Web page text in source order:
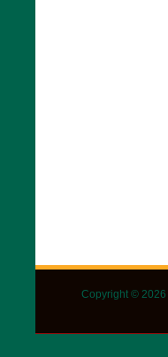
Copyright © 2026